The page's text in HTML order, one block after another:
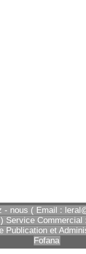
- nous ( Email :
Service Commercial
Publication et
Fofana